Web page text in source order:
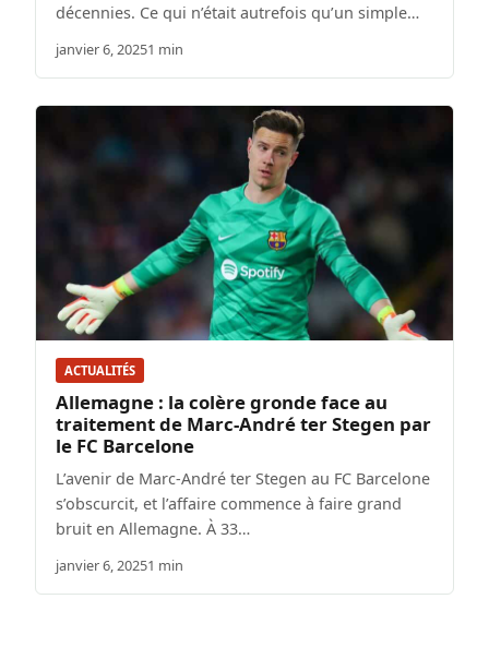
décennies. Ce qui n’était autrefois qu’un simple…
janvier 6, 20251 min
ACTUALITÉS
Allemagne : la colère gronde face au
traitement de Marc-André ter Stegen par
le FC Barcelone
L’avenir de Marc-André ter Stegen au FC Barcelone
s’obscurcit, et l’affaire commence à faire grand
bruit en Allemagne. À 33…
janvier 6, 20251 min